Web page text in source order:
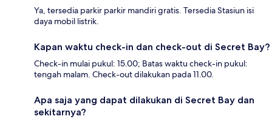
Ya, tersedia parkir parkir mandiri gratis. Tersedia Stasiun isi
daya mobil listrik.
Kapan waktu check-in dan check-out di Secret Bay?
Check-in mulai pukul: 15.00; Batas waktu check-in pukul:
tengah malam. Check-out dilakukan pada 11.00.
Apa saja yang dapat dilakukan di Secret Bay dan
sekitarnya?